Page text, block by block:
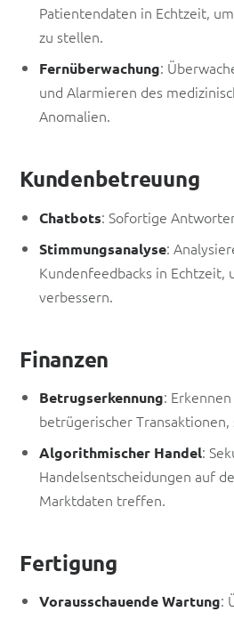
Patientendaten in Echtzeit,
zu stellen.
Fernüberwachung:
und Alarmieren des
Anomalien.
Kundenbetreuung
Chatbots: Sofortige
Stimmungsanalyse:
Kundenfeedbacks in Echtzeit,
verbessern.
Finanzen
Betrugserkennung:
betrügerischer
Algorithmischer Handel:
Handelsentscheidungen auf
Marktdaten treffen.
Fertigung
Vorausschauende Wartung: